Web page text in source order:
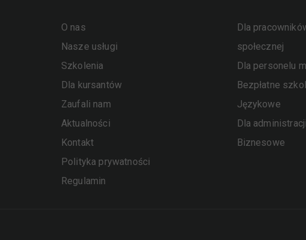
O nas
Nasze usługi
Szkolenia
Dla kursantów
Zaufali nam
Aktualności
Kontakt
Polityka prywatności
Regulamin
Dla
społecznej
Dla personelu
Bezpłatne
Językowe
Dla
Biznesowe